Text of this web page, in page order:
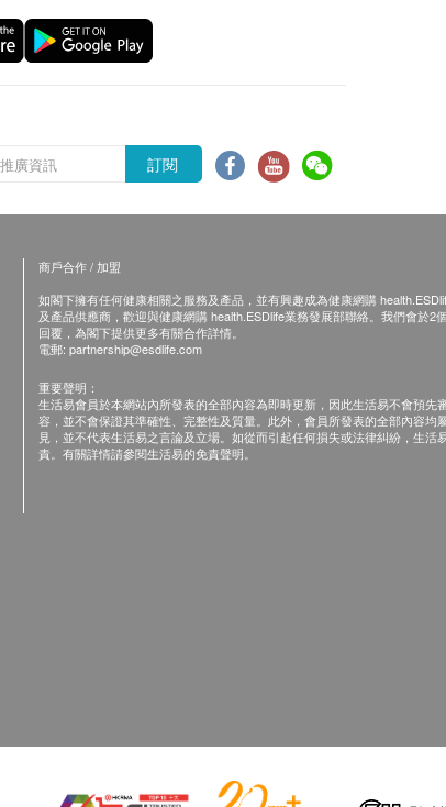
訂閱
商戶合作 / 加盟
如閣下擁有任何健康相關之服務及產品，並有興趣成為健康網購
及產品供應商，歡迎與健康網購 health.ESDlife業務發展部聯絡。我們會於2
回覆，為閣下提供更多有關合作詳情。
電郵: partnership@esdlife.com
重要聲明：
生活易會員於本網站內所發表的全部內容為即時更新，因此生活易不會預先
容，並不會保證其準確性、完整性及質量。此外，會員所發表的全部內容均
見，並不代表生活易之言論及立場。如從而引起任何損失或法律糾紛，生活
責。有關詳情請參閱生活易的免責聲明。